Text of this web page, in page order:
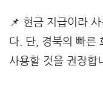
📌 현금 지급이라
다. 단, 경북의 빠른
사용할 것을 권장합